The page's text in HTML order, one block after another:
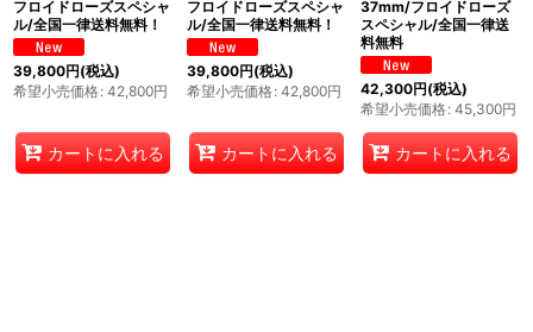
フロイドローズスペシャ
ル/全国一律送料無料！
39,800円(税込)
希望小売価格: 42,800円
カートに入れる
フロイドローズスペシャ
ル/全国一律送料無料！
39,800円(税込)
希望小売価格: 42,800円
カートに入れる
37mm/フロイドローズ
スペシャル/全国一律送
料無料
42,300円(税込)
希望小売価格: 45,300円
カートに入れる